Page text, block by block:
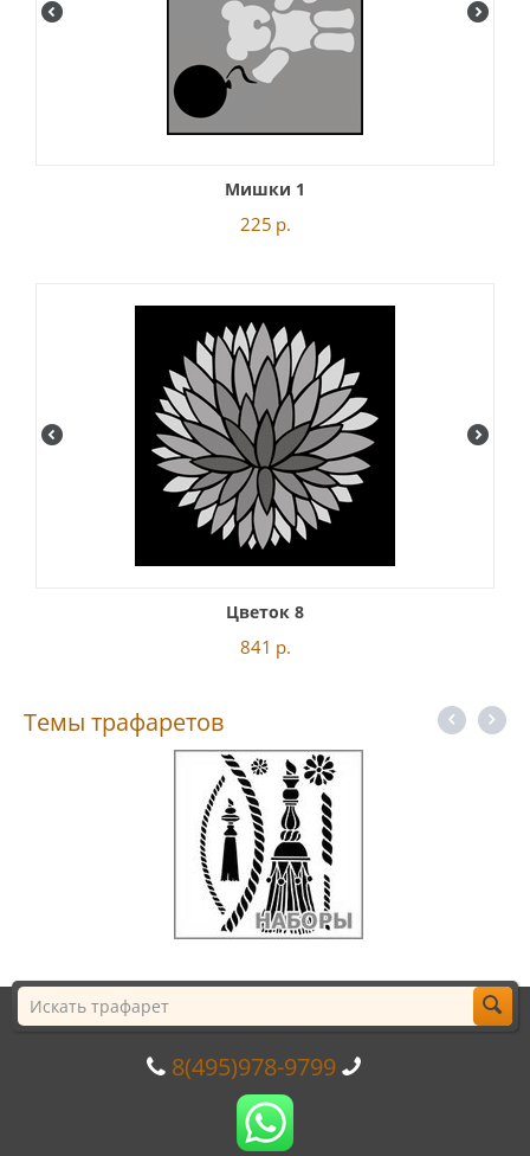
Мишки 1
225 р.
Цветок 8
841 р.
Темы трафаретов
8(495)978-9799